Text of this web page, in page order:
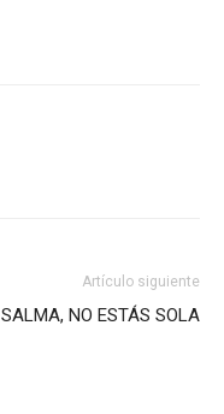
Artículo siguiente
SALMA, NO ESTÁS SOLA